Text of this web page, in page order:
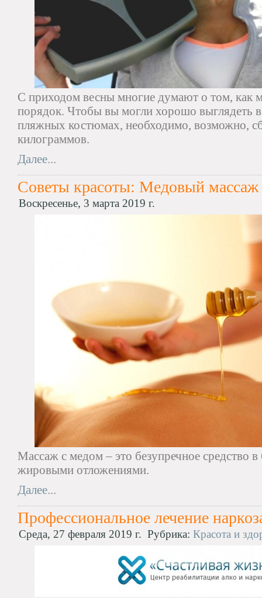
С приходом весны многие думают о том, как
порядок. Чтобы вы могли хорошо выглядеть в
пляжных костюмах, необходимо, возможно,
килограммов.
Далее...
Советы красоты: Медовый массаж
Воскресенье, 3 марта 2019 г.
Массаж с медом – это безупречное средство
жировыми отложениями.
Далее...
Профессиональное лечение
Среда, 27 февраля 2019 г. Рубрика: Красота и